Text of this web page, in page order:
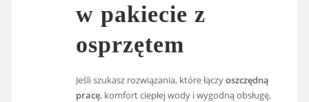
w pakiecie z
osprzętem
Jeśli szukasz rozwiązania, które łączyoszczędną
pracę, komfort ciepłej wody i wygodną obsługę,